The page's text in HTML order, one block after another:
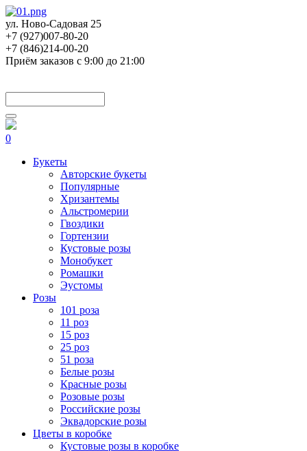
ул. Ново-Садовая 25
+7 (927)007-80-20
+7 (846)214-00-20
Приём заказов с 9:00 до 21:00
0
Букеты
Авторские букеты
Популярные
Хризантемы
Альстромерии
Гвоздики
Гортензии
Кустовые розы
Монобукет
Ромашки
Эустомы
Розы
101 роза
11 роз
15 роз
25 роз
51 роза
Белые розы
Красные розы
Розовые розы
Российские розы
Эквадорские розы
Цветы в коробке
Кустовые розы в коробке